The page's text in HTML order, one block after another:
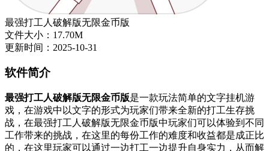
最强打工人破解版无限金币版
文件大小：17.70M
更新时间：2025-10-31
软件简介
最强打工人破解版无限金币版是一款玩法简单的文字挂机游
戏，在游戏中以文字的形式为玩家们带来全新的打工生存挑
战，在最强打工人破解版无限金币版中玩家们可以体验到不同
工作带来的挑战，在这里的每份工作的难度和收益都是成正比
的，在这里玩家可以通过一边打工一边提升自身实力，从而解